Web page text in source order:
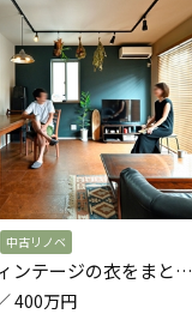
中古リノベ
ンテージの衣をまと…
400万円